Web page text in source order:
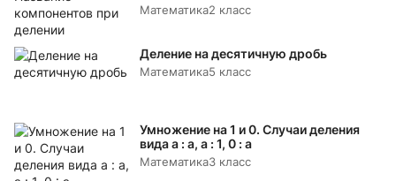
Математика2 класс
Деление на десятичную дробь
Математика5 класс
Умножение на 1 и 0. Случаи деления
вида а : а, а : 1, 0 : а
Математика3 класс